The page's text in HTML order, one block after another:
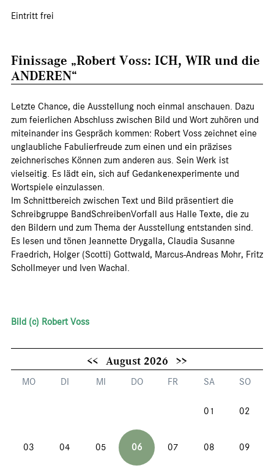
Eintritt frei
Finissage „Robert Voss: ICH, WIR und die
ANDEREN“
Letzte Chance, die Ausstellung noch einmal anschauen. Dazu
zum feierlichen Abschluss zwischen Bild und Wort zuhören und
miteinander ins Gespräch kommen: Robert Voss zeichnet eine
unglaubliche Fabulierfreude zum einen und ein präzises
zeichnerisches Können zum anderen aus. Sein Werk ist
vielseitig. Es lädt ein, sich auf Gedankenexperimente und
Wortspiele einzulassen.
Im Schnittbereich zwischen Text und Bild präsentiert die
Schreibgruppe BandSchreibenVorfall aus Halle Texte, die zu
den Bildern und zum Thema der Ausstellung entstanden sind.
Es lesen und tönen Jeannette Drygalla, Claudia Susanne
Fraedrich, Holger (Scotti) Gottwald, Marcus-Andreas Mohr, Fritz
Schollmeyer und Iven Wachal.
Bild (c) Robert Voss
<< August 2026 >>
MO DI MI DO FR SA SO
01 02
03 04 05 06 07 08 09